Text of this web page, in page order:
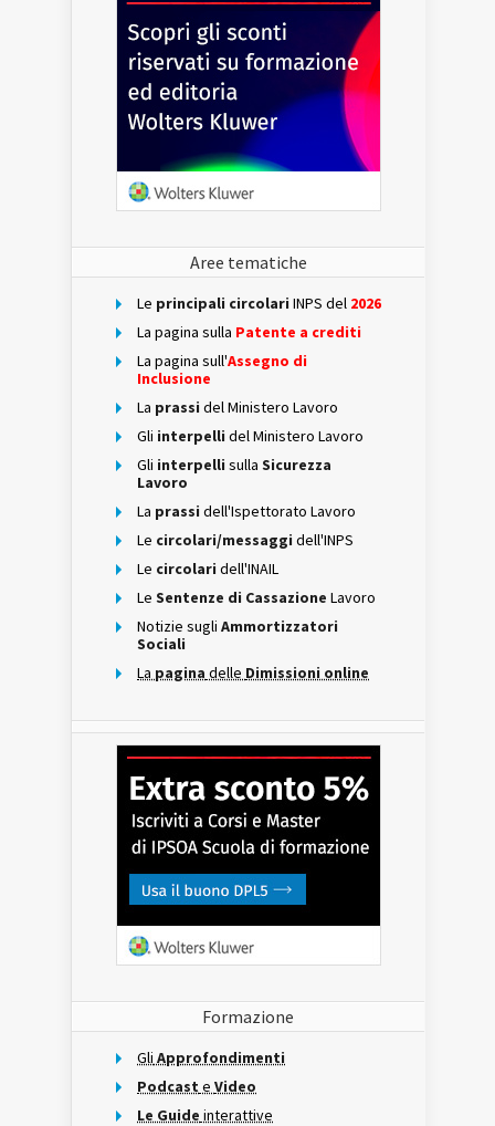
Aree tematiche
Le principali circolari INPS del 2026
La pagina sulla Patente a crediti
La pagina sull'Assegno di
Inclusione
La prassi del Ministero Lavoro
Gli interpelli del Ministero Lavoro
Gli interpelli sulla Sicurezza
Lavoro
La prassi dell'Ispettorato Lavoro
Le circolari/messaggi dell'INPS
Le circolari dell'INAIL
Le Sentenze di Cassazione Lavoro
Notizie sugli Ammortizzatori
Sociali
La pagina delle Dimissioni online
Formazione
Gli Approfondimenti
Podcast e Video
Le Guide interattive